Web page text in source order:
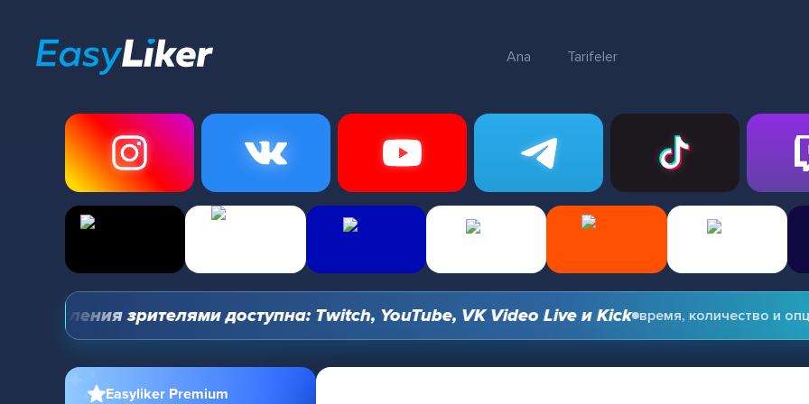
Ana Tarifeler
зрителями доступна: Twitch, YouTube, VK Video Live и Kick время, количество и опции
Easyliker Premium